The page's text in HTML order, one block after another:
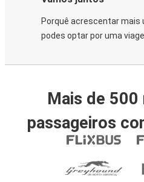
Porquê acrescentar mais
podes optar por uma
Mais de 500
passageiros